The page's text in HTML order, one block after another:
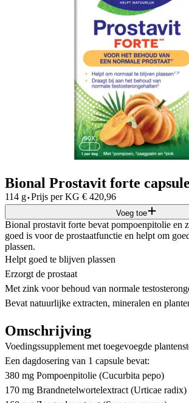
Bional Prostavit forte
114 g·Prijs per KG € 420,96
Voeg toe
Bional prostavit forte bevat pompoenpitolie en
goed is voor de prostaatfunctie en helpt om
plassen.
Helpt goed te blijven plassen
Erzorgt de prostaat
Met zink voor behoud van normale
Bevat natuurlijke extracten, mineralen en
Omschrijving
Voedingssupplement met toegevoegde
Een dagdosering van 1 capsule bevat:
380 mg Pompoenpitolie (Cucurbita pepo)
170 mg Brandnetelwortelextract (Urticae radix)